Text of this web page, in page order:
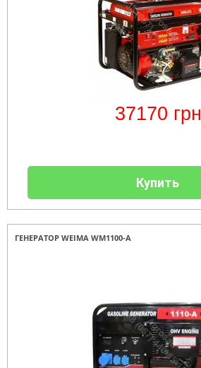
37170 грн
Купить
ГЕНЕРАТОР WEIMA WM1100-A